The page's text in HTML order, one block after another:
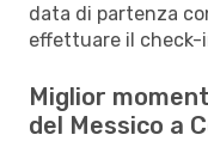
data di partenza
effettuare il check-
Miglior
del Messico a